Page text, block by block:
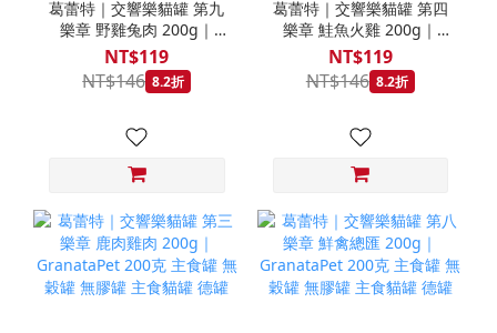
葛蕾特｜交響樂貓罐 第九
樂章 野雞兔肉 200g｜
GranataPet 200克 主食罐
無穀罐 無膠罐 主食貓罐 德
罐
NT$119
NT$146 8.2折
葛蕾特｜交響樂貓罐 第四
樂章 鮭魚火雞 200g｜
GranataPet 200克 主食罐
無穀罐 無膠罐 主食貓罐 德
罐
NT$119
NT$146 8.2折